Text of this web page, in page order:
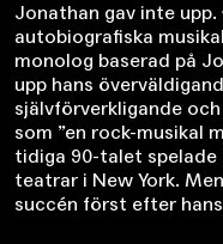
Jonathan gav inte upp.
autobiografiska
monolog baserad på
upp hans
självförverkligande
som ”en rock-musikal
tidiga 90-talet spelade
teatrar i New York.
succén först efter